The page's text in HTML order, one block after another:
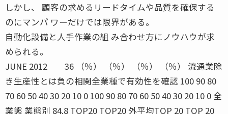
しかし、 顧客の求めるリードタイムや品質を確保する
のにマンパ ワーだけでは限界がある。
自動化設備と人手作業の組 み合わせ方にノウハウが求
められる。
JUNE 2012 36 （％） （％） （％） （％） 流通業除
き生産性とは負の相関全業種で有効性を確認 100 90 80
70 60 50 40 30 20 10 0 100 90 80 70 60 50 40 30 20 10 0 全
業態 業態別 84.8 TOP20 TOP20 外平均TOP 20 TOP 20